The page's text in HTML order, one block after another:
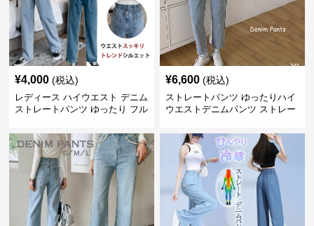
¥4,000 (税込)
レディース ハイウエスト デニム
ストレートパンツ ゆったり フル
¥6,600 (税込)
ストレートパンツ ゆったりハイ
ウエストデニムパンツ ストレー